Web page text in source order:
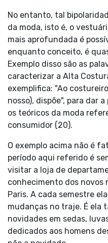
No entanto, tal
da moda, isto é, o
mais aprofundada é
enquanto conceito, é
Exemplo disso são as
caracterizar a Alta
exemplifica: "Ao
nosso), dispõe", para dar
os teóricos da moda
consumidor (20).
O exemplo acima não é
período aqui referido é
visitar a loja de
conhecimento dos novos
Paris. A cada semestre
mudanças no traje. É ela
novidades em sedas,
dedicados aos homens